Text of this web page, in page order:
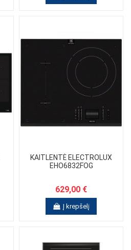
KAITLENTĖ ELECTROLUX
EHO6832FOG
629,00 €
Į krepšelį